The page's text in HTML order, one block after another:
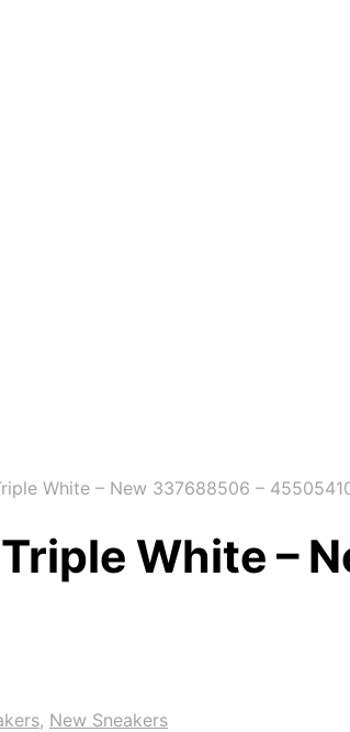
White – New 337688506 –
White –
, New Sneakers